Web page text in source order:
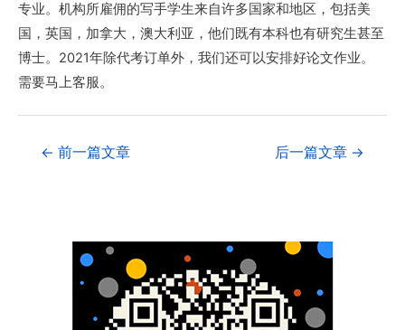
专业。机构所雇佣的写手学生来自许多国家和地区，包括美
国，英国，加拿大，澳大利亚，他们既有本科也有研究生甚至
博士。2021年除代考订单外，我们还可以安排好论文作业。
需要马上客服。
← 前一篇文章 后一篇文章 →